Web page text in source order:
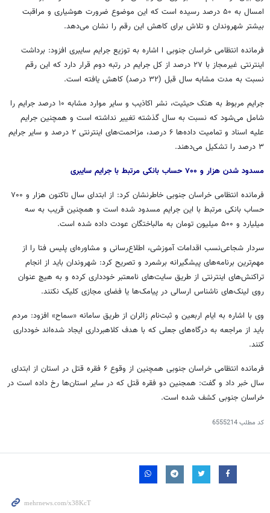
امسال به ۵۰ درصد رسیده است که این موضوع ضرورت هوشیاری و مراقبت
بیشتر شهروندان و تلاش برای کاهش این رقم را نشان می‌دهد.
فرمانده انتظامی خراسان جنوبی ا اشاره به توزیع جرایم سایبری افزود: برداشت
اینترنتی غیرمجاز با ۲۷ درصد از کل جرایم در رتبه دوم قرار دارد که این رقم
نسبت به مدت مشابه سال قبل (۳۲ درصد) کاهش یافته است.
جرایم مربوط به هتک
حیثیت، نشر اکاذیب و سایر موارد مشابه ۱۰ درصد جرایم را
شامل می‌شود که نسبت به سال گذشته تغییر نداشته است و همچنین جرایم
علیه اسناد و تمامیت داده‌ها ۶ درصد، مزاحمت‌های اینترنتی ۲ درصد و سایر جرایم
۳ درصد را تشکیل می‌دهند.
مسدود شدن هزار و ۷۰۰ حساب بانکی مرتبط با جرایم سایبری
فرمانده انتظامی خراسان جنوبی خاطرنشان کرد: از ابتدای سال تاکنون هزار و ۷۰۰
حساب بانکی مرتبط با این جرایم مسدود شده است و همچنین قریب به سه
میلیارد و ۵۰۰ میلیون تومان به مالباختگان عودت داده شده است.
سردار شجاعی‌نسب اقدامات آموزشی، اطلاع‌رسانی و مشاوره‌ای پلیس فتا را از
مهم‌ترین برنامه‌های پیشگیرانه برشمرد و تصریح کرد: شهروندان باید از انجام
تراکنش‌های اینترنتی از طریق سایت‌های نامعتبر خودداری کرده و به هیچ عنوان
روی لینک‌های ناشناس ارسالی در پیامک‌ها یا فضای مجازی کلیک نکنند.
وی با اشاره به ایام اربعین و ثبت‌نام زائران از طریق سامانه «سماح» افزود: مردم
باید از مراجعه به درگاه‌های جعلی که با هدف کلاهبرداری ایجاد شده‌اند خودداری
کنند.
فرمانده انتظامی خراسان جنوبی همچنین از وقوع ۶ فقره قتل در استان از ابتدای
سال خبر داد و گفت: همجنین دو فقره قتل که در سایر استان‌ها رخ داده است در
خراسان جنوبی کشف شده است.
کد مطلب6555214